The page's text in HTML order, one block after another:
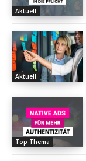
Aktuell
Aktuell
Top Thema